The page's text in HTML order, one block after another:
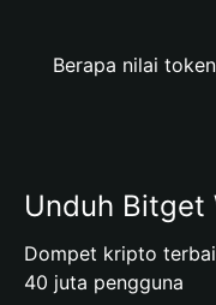
Berapa nilai
Unduh Bitget
Dompet kripto
40 juta pengguna